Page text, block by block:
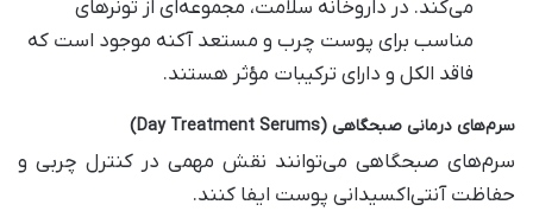
می‌کند. در داروخانه سلامت، مجموعه‌ای از تونرهای
مناسب برای پوست چرب و مستعد آکنه موجود است که
فاقد الکل و دارای ترکیبات مؤثر هستند.
سرم‌های درمانی صبحگاهی (Day Treatment Serums)
سرم‌های صبحگاهی می‌توانند نقش مهمی در کنترل چربی و
حفاظت آنتی‌اکسیدانی پوست ایفا کنند.